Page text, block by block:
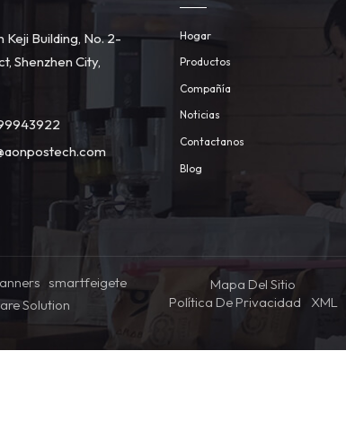
Keji Building, No. 2-
Shenzhen City,
Hogar
Productos
Compañía
Noticias
Contactanos
Blog
smartfeigete
Solution
Mapa Del Sitio
Política De Privacidad
XML